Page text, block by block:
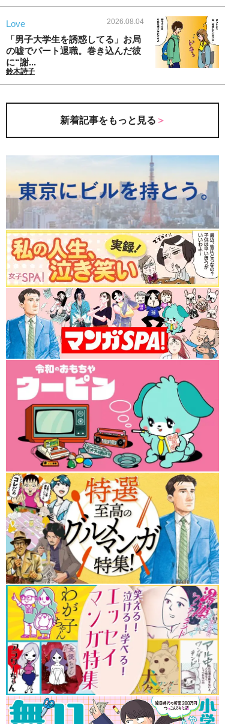
Love 2026.08.04
「男子大学生を誘惑してる」お局
の嘘でパート退職。巻き込んだ彼
に“謝...
鈴木詩子
新着記事をもっと見る